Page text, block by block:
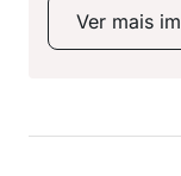
Ver mais